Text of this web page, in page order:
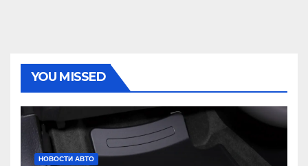
YOU MISSED
НОВОСТИ АВТО